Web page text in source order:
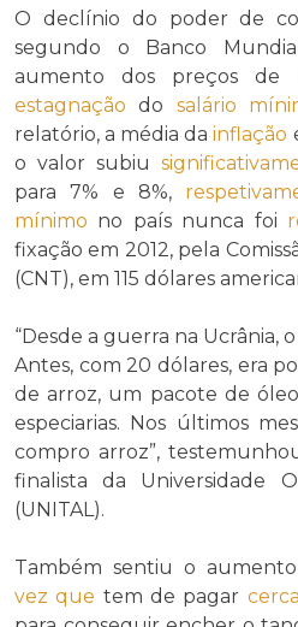
O declínio do poder de
segundo o Banco
aumento dos preços de
estagnação do salário
relatório, a média dainflação
o valor subiu
para 7% e 8%,
mínimo no país nunca foi
fixação em 2012, pela
(CNT), em 115 dólares
“Desde a guerra na Ucrânia,
Antes, com 20 dólares, era
de arroz, um pacote de
especiarias. Nos últimos
compro arroz”,
finalista da Universidade
(UNITAL).
Também sentiu o
vez que tem de pagar